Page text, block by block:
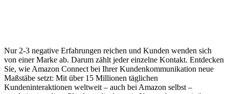
Nur 2-3 negative Erfahrungen reichen und Kunden wenden sich
von einer Marke ab. Darum zählt jeder einzelne Kontakt. Entdecken
Sie, wie Amazon Connect bei Ihrer Kundenkommunikation neue
Maßstäbe setzt: Mit über 15 Millionen täglichen
Kundeninteraktionen weltweit – auch bei Amazon selbst –